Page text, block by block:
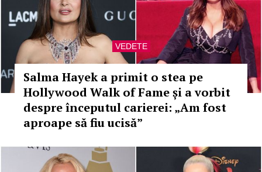
VEDETE
Salma Hayek a primit o stea pe
Hollywood Walk of Fame și a vorbit
despre începutul carierei: „Am fost
aproape să fiu ucisă”